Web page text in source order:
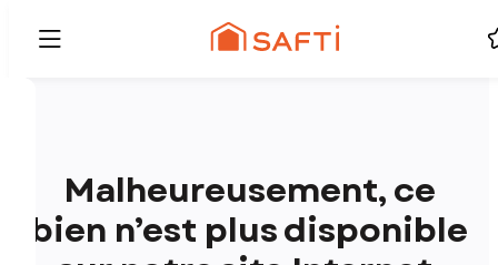
Malheureusement, ce
bien n’est plus disponible